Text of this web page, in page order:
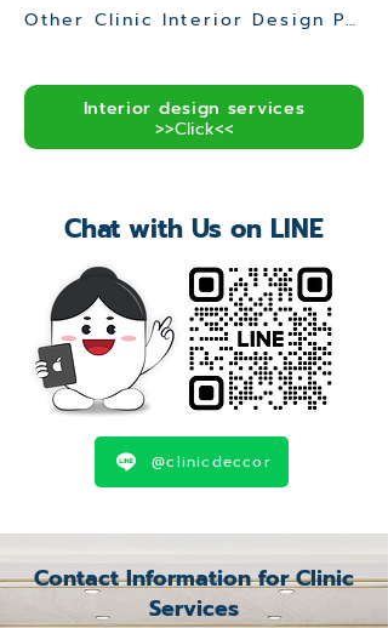
Other Clinic Interior Design Project>>
Interior design services
>>Click<<
Chat with Us on LINE
@clinicdeccor
Contact Information for Clinic
Services